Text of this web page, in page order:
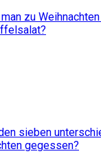
zu
sieben
gegessen?